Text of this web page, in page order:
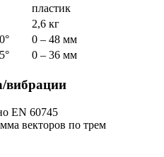
пластик
2,6 кг
0 – 48 мм
0 – 36 мм
вибрации
EN 60745
векторов по трем